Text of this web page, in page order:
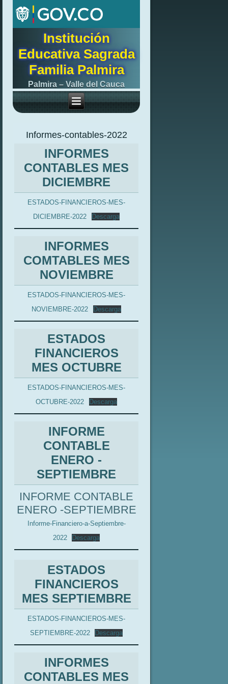
Institución
Educativa Sagrada
Familia Palmira
Palmira – Valle del Cauca
Informes-contables-2022
INFORMES
CONTABLES MES
DICIEMBRE
ESTADOS-FINANCIEROS-MES-
DICIEMBRE-2022
Descarga
INFORMES
COMTABLES MES
NOVIEMBRE
ESTADOS-FINANCIEROS-MES-
NOVIEMBRE-2022
Descarga
ESTADOS
FINANCIEROS
MES OCTUBRE
ESTADOS-FINANCIEROS-MES-
OCTUBRE-2022
Descarga
INFORME
CONTABLE
ENERO -
SEPTIEMBRE
INFORME CONTABLE
ENERO -SEPTIEMBRE
Informe-Financiero-a-Septiembre-
2022
Descarga
ESTADOS
FINANCIEROS
MES SEPTIEMBRE
ESTADOS-FINANCIEROS-MES-
SEPTIEMBRE-2022
Descarga
INFORMES
CONTABLES MES